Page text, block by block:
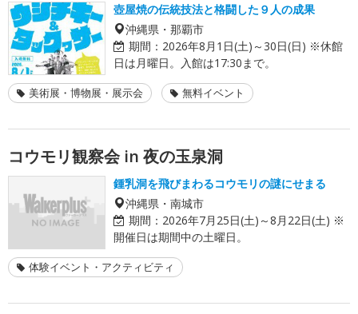
壺屋焼の伝統技法と格闘した９人の成果
沖縄県・那覇市
期間： 2026年8月1日(土)～30日(日) ※休館
日は月曜日。入館は17:30まで。
美術展・博物展・展示会 無料イベント
コウモリ観察会 in 夜の玉泉洞
鍾乳洞を飛びまわるコウモリの謎にせまる
沖縄県・南城市
期間： 2026年7月25日(土)～8月22日(土) ※
開催日は期間中の土曜日。
体験イベント・アクティビティ